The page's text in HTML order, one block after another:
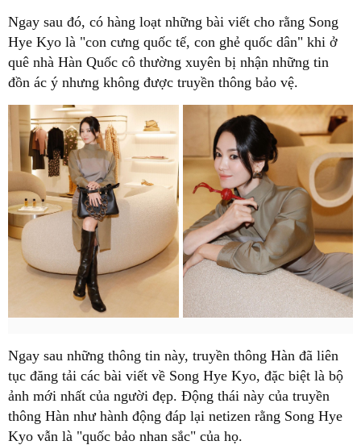
Ngay sau đó, có hàng loạt những bài viết cho rằng Song
Hye Kyo là "con cưng quốc tế, con ghẻ quốc dân" khi ở
quê nhà Hàn Quốc cô thường xuyên bị nhận những tin
đồn ác ý nhưng không được truyền thông bảo vệ.
Ngay sau những thông tin này, truyền thông Hàn đã liên
tục đăng tải các bài viết về Song Hye Kyo, đặc biệt là bộ
ảnh mới nhất của người đẹp. Động thái này của truyền
thông Hàn như hành động đáp lại netizen rằng Song Hye
Kyo vẫn là "quốc bảo nhan sắc" của họ.